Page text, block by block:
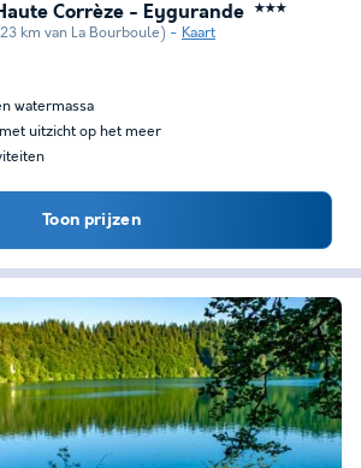
Corrèze - Eygurande ★★★
km van La Bourboule) Kaart
watermassa
uitzicht op het meer
Toon prijzen